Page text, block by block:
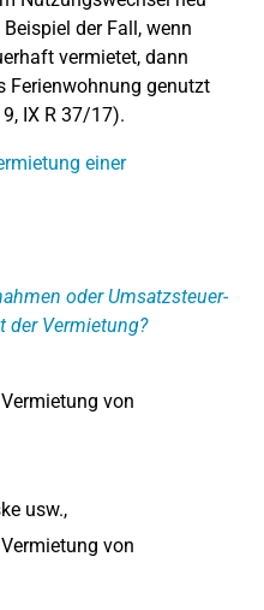
der Fall, wenn
vermietet, dann
Ferienwohnung genutzt
IX R 37/17).
einer
oder Umsatzsteuer-
der Vermietung?
von
usw.,
von